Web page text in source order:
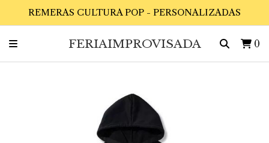
REMERAS CULTURA POP - PERSONALIZADAS
FERIAIMPROVISADA 0